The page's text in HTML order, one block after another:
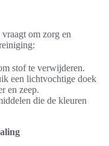
om zorg en
stof te verwijderen.
een lichtvochtige doek
en zeep.
die de kleuren